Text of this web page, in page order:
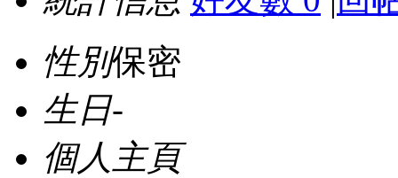
性別保密
生日-
個人主頁